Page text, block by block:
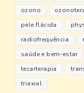
ozono
pele flácida
radiofrequência
saúde e bem-estar
tecarterapia
triaxial